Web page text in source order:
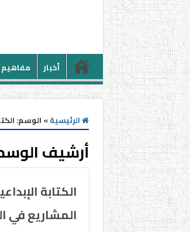
أخبار مفاهيم
الرئيسية» الوسم:
أرشيف
الكتابة
المشاريع في